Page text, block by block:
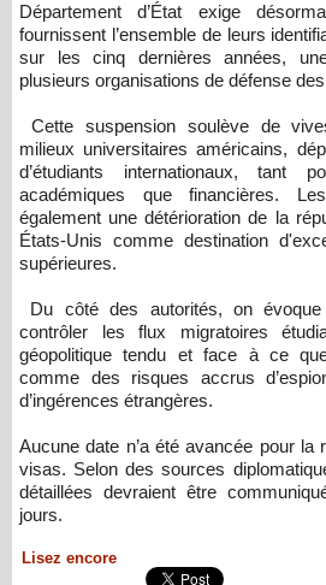
Département d’État exige
fournissent l’ensemble de leurs
sur les cinq dernières années,
plusieurs organisations de défense
Cette suspension soulève de
milieux universitaires américains,
d’étudiants internationaux, tant
académiques que financières.
également une détérioration de la
États-Unis comme destination
supérieures.
Du côté des autorités, on
contrôler les flux migratoires
géopolitique tendu et face à ce
comme des risques accrus
d’ingérences étrangères.
Aucune date n’a été avancée pour la
visas. Selon des sources
détaillées devraient être
jours.
Lisez encore